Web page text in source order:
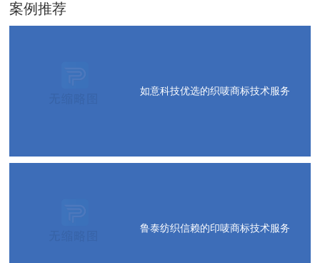
案例推荐
如意科技优选的织唛商标技术服务
鲁泰纺织信赖的印唛商标技术服务